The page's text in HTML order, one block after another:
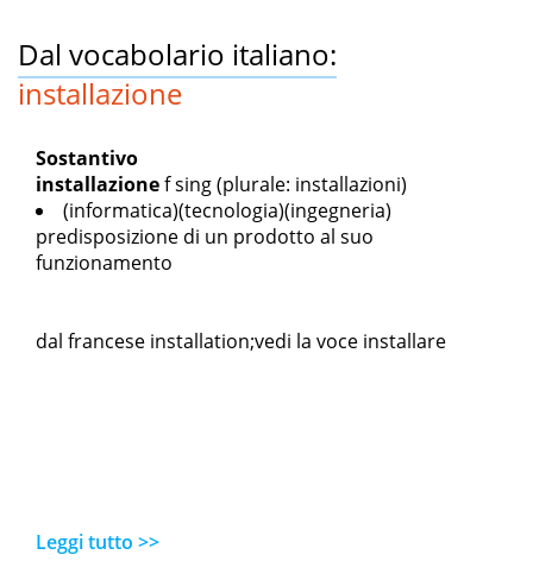
Dal vocabolario italiano:
installazione
Sostantivo
installazionef sing(plurale: installazioni)
(informatica)(tecnologia)(ingegneria)
predisposizione di un prodotto al suo
funzionamento
dal francese installation;vedi la voce installare
Leggi tutto >>